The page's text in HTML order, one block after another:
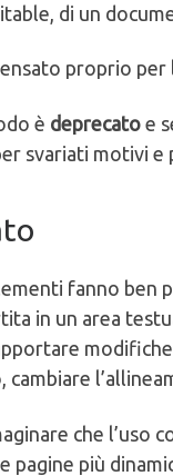
di un
proprio
è deprecato e
svariati motivi e
fanno ben
in un area
cambiare
che l’uso
pagine più